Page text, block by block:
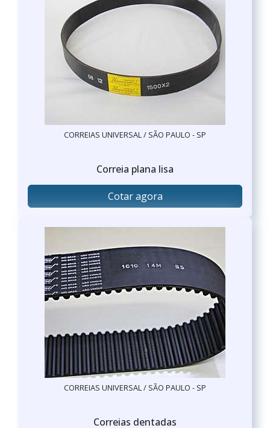
CORREIAS UNIVERSAL / SÃO PAULO - SP
Correia plana lisa
Cotar agora
CORREIAS UNIVERSAL / SÃO PAULO - SP
Correias dentadas